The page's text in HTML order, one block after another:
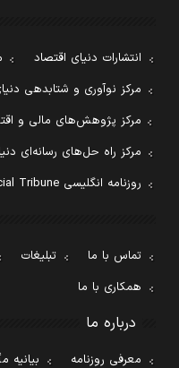
انتشارات دنیای اقتصاد
مرکز نوآوری و شتابدهی
مرکز پژوهش‌های مالی و
مرکز راه حل‌های رسانه‌ای
روزنامه انگلیسی Financial Tribune
تماس با ما تبلیغات
همکاری با ما
درباره ما
معرفی روزنامه بیانیه